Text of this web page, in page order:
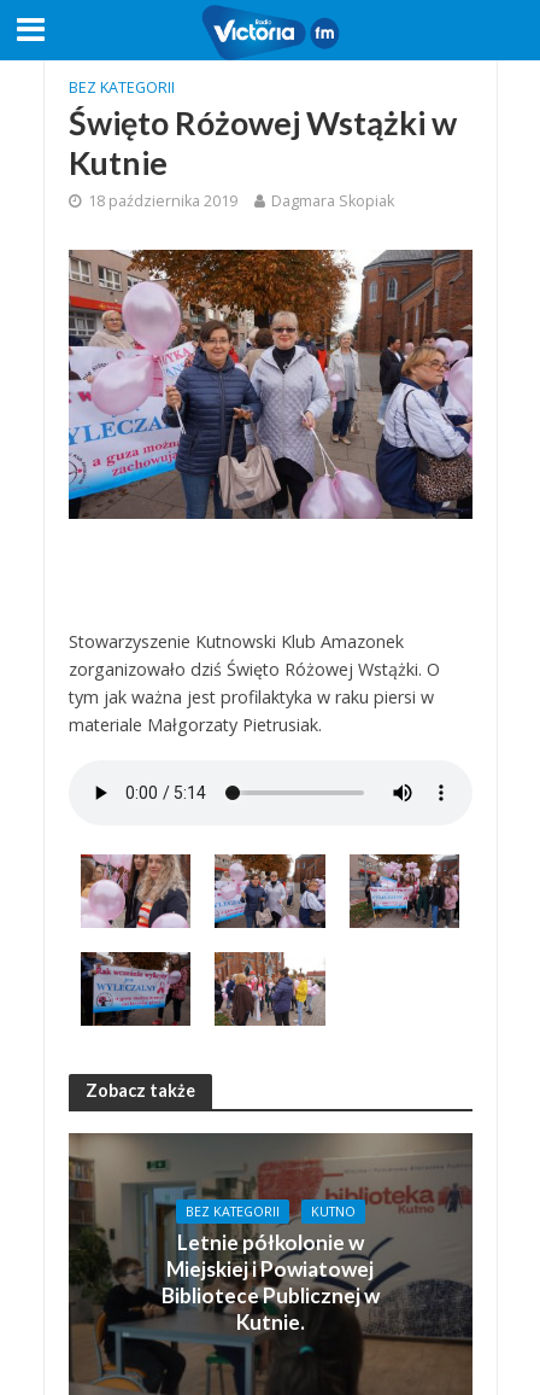
BEZ KATEGORII
Święto Różowej Wstążki w
Kutnie
18 października 2019 Dagmara Skopiak
Stowarzyszenie Kutnowski Klub Amazonek
zorganizowało dziś Święto Różowej Wstążki. O
tym jak ważna jest profilaktyka w raku piersi w
materiale Małgorzaty Pietrusiak.
Zobacz także
BEZ KATEGORII KUTNO
Letnie półkolonie w
Miejskiej i Powiatowej
Bibliotece Publicznej w
Kutnie.